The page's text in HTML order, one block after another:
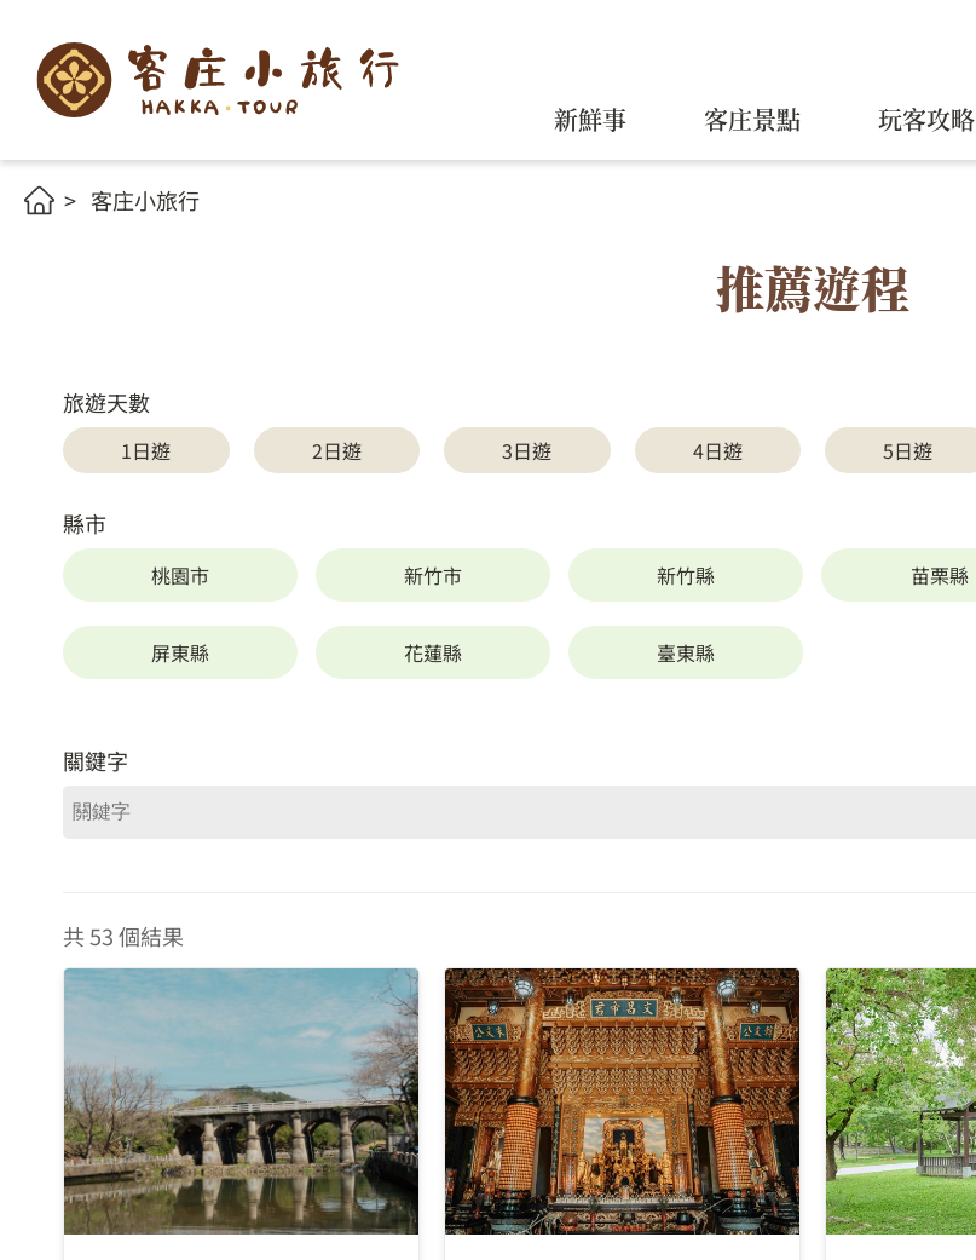
新鮮事 客庄景點 玩客攻略
客庄小旅行
推薦遊程
旅遊天數
1日遊 2日遊 3日遊 4日遊 5日遊
縣市
桃園市 新竹市 新竹縣 苗栗縣
屏東縣 花蓮縣 臺東縣
關鍵字
共 53 個結果